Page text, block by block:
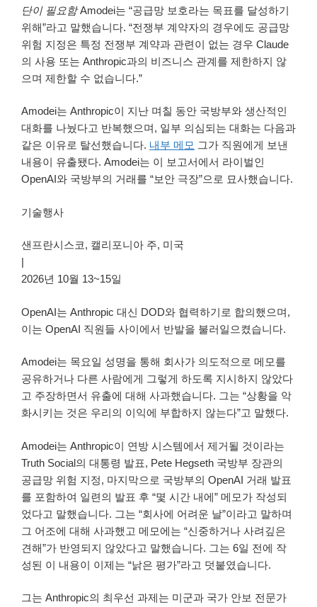
단이 필요함Amodei는 “공급망 보호라는 목표를 달성하기
위해”라고 말했습니다. “전쟁부 계약자의 경우에도 공급망
위험 지정은 특정 전쟁부 계약과 관련이 없는 경우 Claude
의 사용 또는 Anthropic과의 비즈니스 관계를 제한하지 않
으며 제한할 수 없습니다.”
Amodei는 Anthropic이 지난 며칠 동안 국방부와 생산적인
대화를 나눴다고 반복했으며, 일부 의심되는 대화는 다음과
같은 이유로 탈선했습니다. 내부 메모 그가 직원에게 보낸
내용이 유출됐다. Amodei는 이 보고서에서 라이벌인
OpenAI와 국방부의 거래를 “보안 극장”으로 묘사했습니다.
기술행사
샌프란시스코, 캘리포니아 주, 미국
|
2026년 10월 13~15일
OpenAI는 Anthropic 대신 DOD와 협력하기로 합의했으며,
이는 OpenAI 직원들 사이에서 반발을 불러일으켰습니다.
Amodei는 목요일 성명을 통해 회사가 의도적으로 메모를
공유하거나 다른 사람에게 그렇게 하도록 지시하지 않았다
고 주장하면서 유출에 대해 사과했습니다. 그는 “상황을 악
화시키는 것은 우리의 이익에 부합하지 않는다”고 말했다.
Amodei는 Anthropic이 연방 시스템에서 제거될 것이라는
Truth Social의 대통령 발표, Pete Hegseth 국방부 장관의
공급망 위험 지정, 마지막으로 국방부의 OpenAI 거래 발표
를 포함하여 일련의 발표 후 “몇 시간 내에” 메모가 작성되
었다고 말했습니다. 그는 “회사에 어려운 날”이라고 말하며
그 어조에 대해 사과했고 메모에는 “신중하거나 사려깊은
견해”가 반영되지 않았다고 말했습니다. 그는 6일 전에 작
성된 이 내용이 이제는 “낡은 평가”라고 덧붙였습니다.
그는 Anthropic의 최우선 과제는 미군과 국가 안보 전문가